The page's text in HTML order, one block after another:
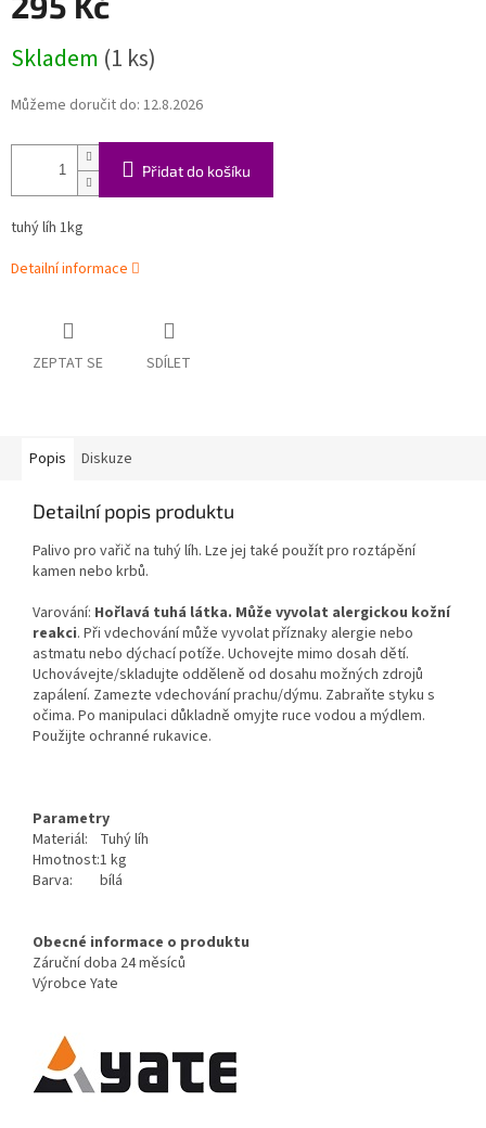
cena:
Skladem (1 ks)
Můžeme doručit do: 12.8.2026
Přidat do košíku
tuhý líh 1kg
Detailní informace
ZEPTAT SE SDÍLET
Popis Diskuze
Detailní popis produktu
Palivo pro vařič na tuhý líh. Lze jej také použít pro roztápění
kamen nebo krbů.
Varování: Hořlavá tuhá látka. Může vyvolat alergickou kožní
reakci. Při vdechování může vyvolat příznaky alergie nebo
astmatu nebo dýchací potíže. Uchovejte mimo dosah dětí.
Uchovávejte/skladujte odděleně od dosahu možných zdrojů
zapálení. Zamezte vdechování prachu/dýmu. Zabraňte styku s
očima. Po manipulaci důkladně omyjte ruce vodou a mýdlem.
Použijte ochranné rukavice.
Parametry
Materiál:
Tuhý líh
Hmotnost:1 kg
Barva:
bílá
Obecné informace o produktu
Záruční doba 24 měsíců
Výrobce Yate